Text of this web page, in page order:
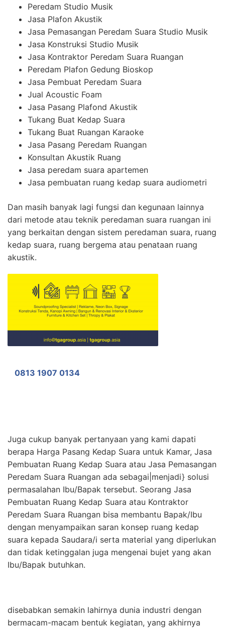
Peredam Studio Musik
Jasa Plafon Akustik
Jasa Pemasangan Peredam Suara Studio Musik
Jasa Konstruksi Studio Musik
Jasa Kontraktor Peredam Suara Ruangan
Peredam Plafon Gedung Bioskop
Jasa Pembuat Peredam Suara
Jual Acoustic Foam
Jasa Pasang Plafond Akustik
Tukang Buat Kedap Suara
Tukang Buat Ruangan Karaoke
Jasa Pasang Peredam Ruangan
Konsultan Akustik Ruang
Jasa peredam suara apartemen
Jasa pembuatan ruang kedap suara audiometri
Dan masih banyak lagi fungsi dan kegunaan lainnya
dari metode atau teknik peredaman suara ruangan ini
yang berkaitan dengan sistem peredaman suara, ruang
kedap suara, ruang bergema atau penataan ruang
akustik.
0813 1907 0134
Juga cukup banyak pertanyaan yang kami dapati
berapa Harga Pasang Kedap Suara untuk Kamar, Jasa
Pembuatan Ruang Kedap Suara atau Jasa Pemasangan
Peredam Suara Ruangan ada sebagai|menjadi} solusi
permasalahan Ibu/Bapak tersebut. Seorang Jasa
Pembuatan Ruang Kedap Suara atau Kontraktor
Peredam Suara Ruangan bisa membantu Bapak/Ibu
dengan menyampaikan saran konsep ruang kedap
suara kepada Saudara/i serta material yang diperlukan
dan tidak ketinggalan juga mengenai bujet yang akan
Ibu/Bapak butuhkan.
disebabkan semakin lahirnya dunia industri dengan
bermacam-macam bentuk kegiatan, yang akhirnya